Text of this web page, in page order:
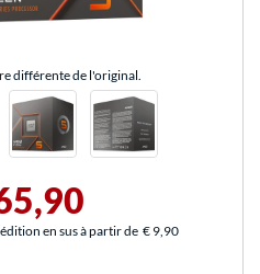
différente de l'original.
en sus à partir de € 9,90